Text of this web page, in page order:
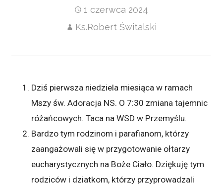
1 czerwca 2024
Ks.Robert Świtalski
Dziś pierwsza niedziela miesiąca w ramach
Mszy św. Adoracja NS. O 7:30 zmiana tajemnic
różańcowych. Taca na WSD w Przemyślu.
Bardzo tym rodzinom i parafianom, którzy
zaangażowali się w przygotowanie ołtarzy
eucharystycznych na Boże Ciało. Dziękuję tym
rodziców i dziatkom, którzy przyprowadzali